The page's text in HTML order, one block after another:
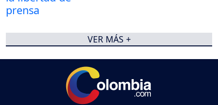
VER MÁS +